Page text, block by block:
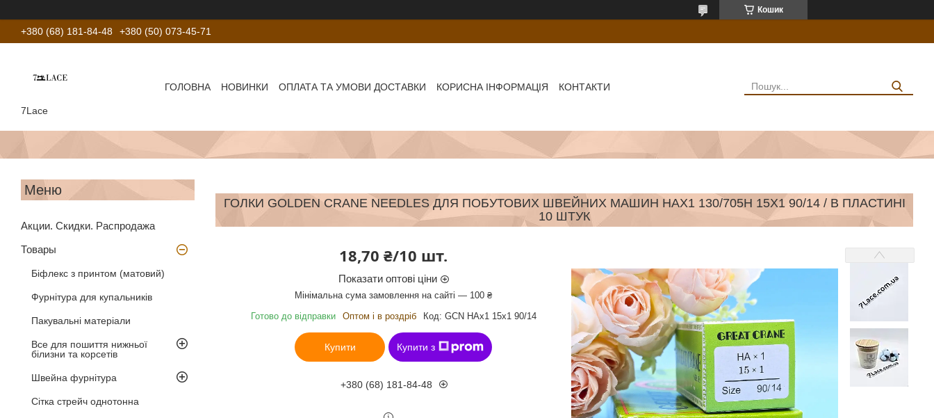
Кошик
+380 (68) 181-84-48 +380 (50) 073-45-71
7Lace
ГОЛОВНА НОВИНКИ ОПЛАТА ТА УМОВИ ДОСТАВКИ КОРИСНА ІНФОРМАЦІЯ КОНТАКТИ
Акции. Скидки. Распродажа
Товары
Біфлекс з принтом (матовий)
Фурнітура для купальників
Пакувальні матеріали
Все для пошиття нижньої
білизни та корсетів
Швейна фурнітура
Сітка стрейч однотонна
ГОЛКИ GOLDEN CRANE NEEDLES ДЛЯ ПОБУТОВИХ ШВЕЙНИХ МАШИН HAX1 130/705H 15X1 90/14 / В ПЛАСТИНІ
10 ШТУК
18,70 ₴/10 шт.
Показати оптові ціни
Мінімальна сума замовлення на сайті — 100 ₴
Готово до відправки
Оптом і в роздріб Код: GCN HAx1 15x1 90/14
Купити Купити з
+380 (68) 181-84-48